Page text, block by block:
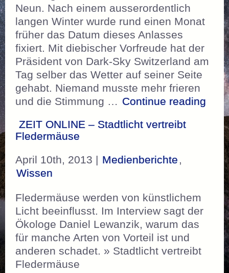
Neun. Nach einem ausserordentlich
langen Winter wurde rund einen Monat
früher das Datum dieses Anlasses
fixiert. Mit diebischer Vorfreude hat der
Präsident von Dark-Sky Switzerland am
Tag selber das Wetter auf seiner Seite
gehabt. Niemand musste mehr frieren
und die Stimmung … Continue reading
ZEIT ONLINE – Stadtlicht vertreibt
Fledermäuse
April 10th, 2013 | Medienberichte ,
Wissen
Fledermäuse werden von künstlichem
Licht beeinflusst. Im Interview sagt der
Ökologe Daniel Lewanzik, warum das
für manche Arten von Vorteil ist und
anderen schadet. » Stadtlicht vertreibt
Fledermäuse